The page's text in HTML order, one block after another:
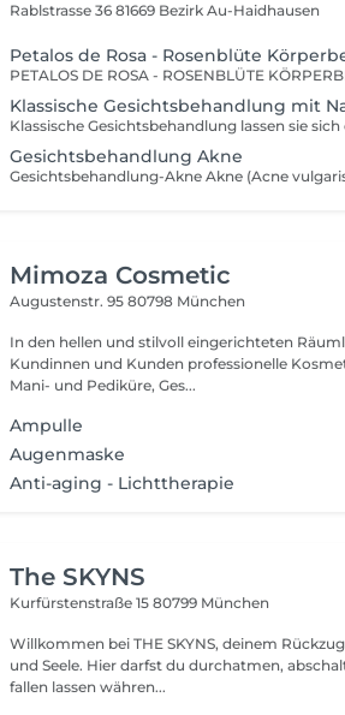
Rablstrasse 3681669 Bezirk Au-Haidhausen
Petalos de Rosa - Rosenblüte
Klassische Gesichtsbehandlung mit
Gesichtsbehandlung Akne
Mimoza Cosmetic
Augustenstr. 9580798 München
In den hellen und stilvoll eingerichteten
Kundinnen und Kunden professionelle
Mani- und Pediküre, Ges...
Ampulle
Augenmaske
Anti-aging - Lichttherapie
The SKYNS
Kurfürstenstraße 1580799 München
Willkommen bei THE SKYNS, deinem
und Seele. Hier darfst du durchatmen, abschalten und dich einfach
fallen lassen währen...